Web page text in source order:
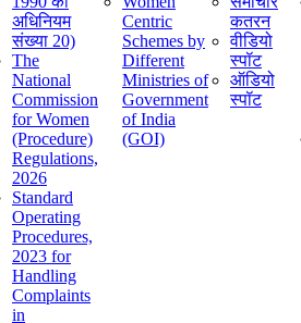
अधिनियम
संख्या 20)
The
National
Commission
for Women
(Procedure)
Regulations,
2026
Standard
Operating
Procedures,
2023 for
Handling
Complaints
in
Centric
Schemes by
Different
Ministries of
Government
of India
(GOI)
कतरन
वीडियो
स्पॉट
ऑडियो
स्पॉट